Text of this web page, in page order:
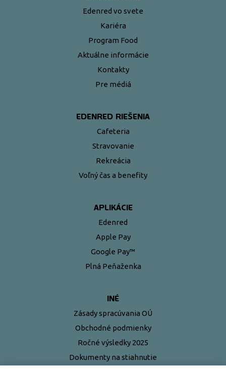
Edenred vo svete
Kariéra
Program Food
Aktuálne informácie
Kontakty
Pre médiá
EDENRED RIEŠENIA
Cafeteria
Stravovanie
Rekreácia
Voľný čas a benefity
APLIKÁCIE
Edenred
Apple Pay
Google Pay™
Plná Peňaženka
INÉ
Zásady spracúvania OÚ
Obchodné podmienky
Ročné výsledky 2025
Dokumenty na stiahnutie